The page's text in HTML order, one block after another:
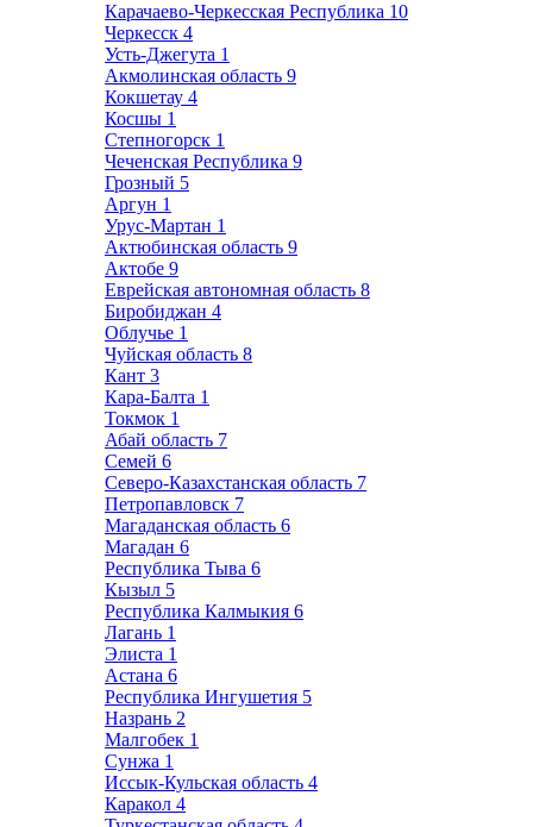
Карачаево-Черкесская Республика 10
Черкесск 4
Усть-Джегута 1
Акмолинская область 9
Кокшетау 4
Косшы 1
Степногорск 1
Чеченская Республика 9
Грозный 5
Аргун 1
Урус-Мартан 1
Актюбинская область 9
Актобе 9
Еврейская автономная область 8
Биробиджан 4
Облучье 1
Чуйская область 8
Кант 3
Кара-Балта 1
Токмок 1
Абай область 7
Семей 6
Северо-Казахстанская область 7
Петропавловск 7
Магаданская область 6
Магадан 6
Республика Тыва 6
Кызыл 5
Республика Калмыкия 6
Лагань 1
Элиста 1
Астана 6
Республика Ингушетия 5
Назрань 2
Малгобек 1
Сунжа 1
Иссык-Кульская область 4
Каракол 4